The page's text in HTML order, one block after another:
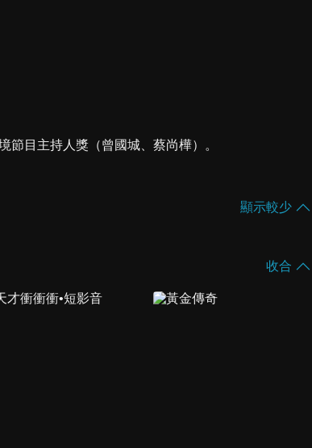
節目主持人獎（曾國城、蔡尚樺）。
顯示較少
收合